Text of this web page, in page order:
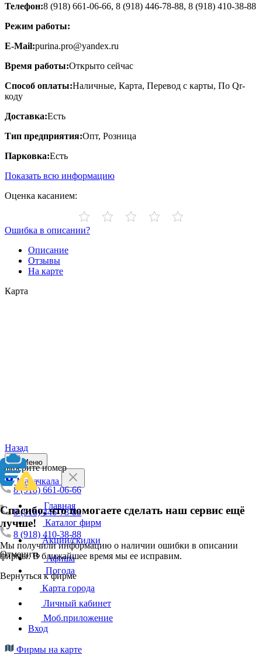
Телефон:8 (918) 661-06-66, 8 (918) 446-78-88, 8 (918) 410-38-88
Режим работы:
E-Mail:purina.pro@yandex.ru
Время работы:Открыто сейчас
Способ оплаты:Наличные, Карта, Перевод с карты, По Qr-
коду
Доставка:Есть
Тип предприятия:Опт, Розница
Парковка:Есть
Показать всю информацию
Оценка касанием:
Ошибка в описании?
Описание
Отзывы
На карте
Карта
Назад
Выберите номер
8 (918) 661-06-66
8 (918) 446-78-88
8 (918) 410-38-88
Отменить
Спасибо, что помогаете сделать наш сервис ещё
лучше!
Мы получили информацию о наличии ошибки в описании
фирмы. В ближайшее время мы ее исправим.
Вернуться к фирме
Меню
Махачкала
Главная
Каталог фирм
Акции/скидки
Афиша
Погода
Карта города
Личный кабинет
Моб.приложение
Вход
Фирмы на карте